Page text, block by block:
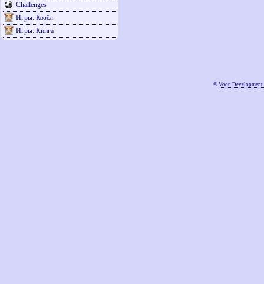
Challenges
Игры: Козёл
Игры: Кинга
© Voon Development